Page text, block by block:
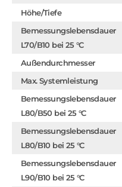
Höhe/Tiefe
Bemessungslebensdauer
L70/B10 bei 25 °C
Außendurchmesser
Max. Systemleistung
Bemessungslebensdauer
L80/B50 bei 25 °C
Bemessungslebensdauer
L80/B10 bei 25 °C
Bemessungslebensdauer
L90/B10 bei 25 °C